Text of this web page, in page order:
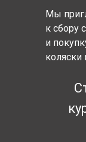
Мы
к сбору
и
коляски